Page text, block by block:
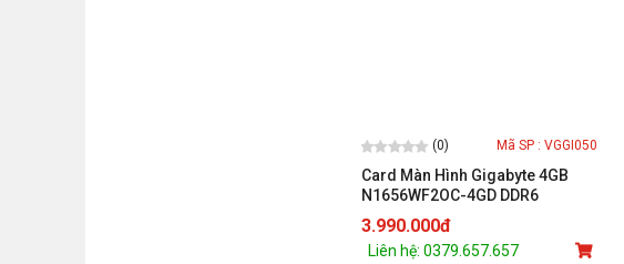
(0) Mã SP : VGGI050
Card Màn Hình Gigabyte 4GB
N1656WF2OC-4GD DDR6
(GTX1650 - 2 fan)
3.990.000đ
Liên hệ: 0379.657.657